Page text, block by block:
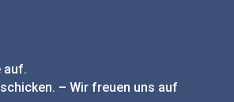
auf.
– Wir freuen uns auf